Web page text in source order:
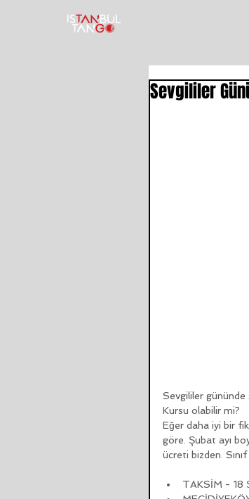
Sevgililer
Sevgililer
Kursu olabilir mi?
Eğer daha iyi bir
göre. Şubat ayı
ücreti bizden. Sınıf
TAKSİM -